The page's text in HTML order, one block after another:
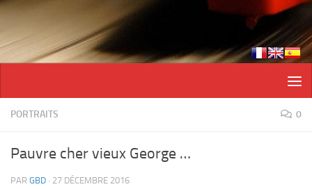
PORTRAITS 0
Pauvre cher vieux George …
PAR GBD · 27 DÉCEMBRE 2016